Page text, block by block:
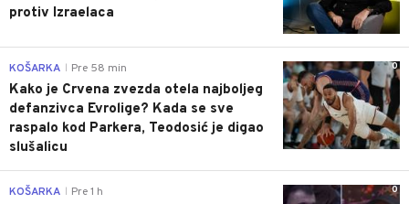
protiv Izraelaca
0
KOŠARKA Pre 58 min
Kako je Crvena zvezda otela najboljeg
defanzivca Evrolige? Kada se sve
raspalo kod Parkera, Teodosić je digao
slušalicu
0
KOŠARKA Pre 1 h